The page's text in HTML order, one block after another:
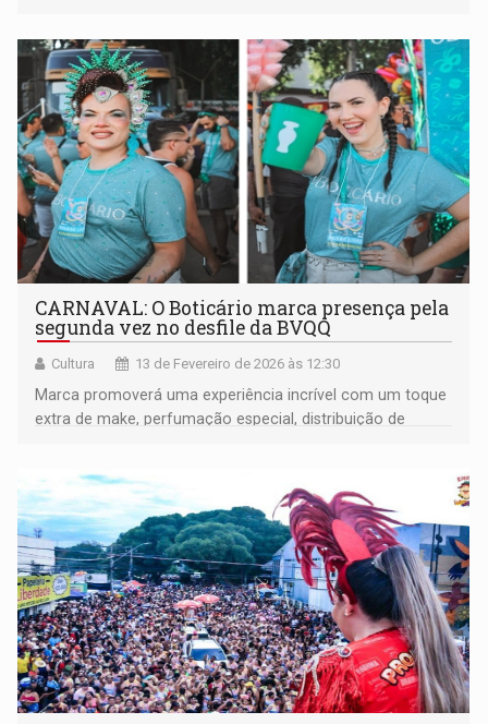
CARNAVAL: O Boticário marca presença pela
segunda vez no desfile da BVQQ
Cultura 13 de Fevereiro de 2026 às 12:30
Marca promoverá uma experiência incrível com um toque
extra de make, perfumação especial, distribuição de